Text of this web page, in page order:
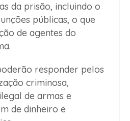
da prisão, incluindo o
públicas, o que
de agentes do
responder pelos
criminosa,
de armas e
de dinheiro e